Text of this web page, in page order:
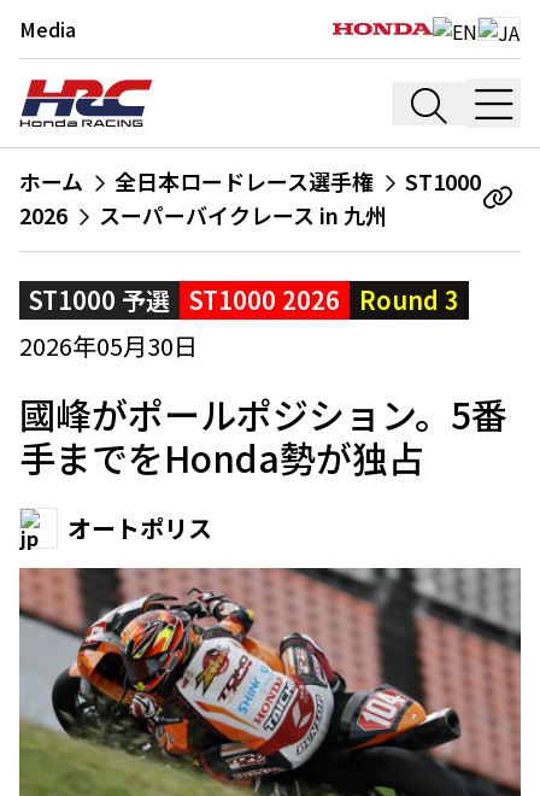
Media
ホーム 全日本ロードレース選手権
ST1000
2026
スーパーバイクレース in 九州
ST1000 予選 ST1000 2026
Round 3
2026年05月30日
國峰がポールポジション。5番
手までをHonda勢が独占
オートポリス